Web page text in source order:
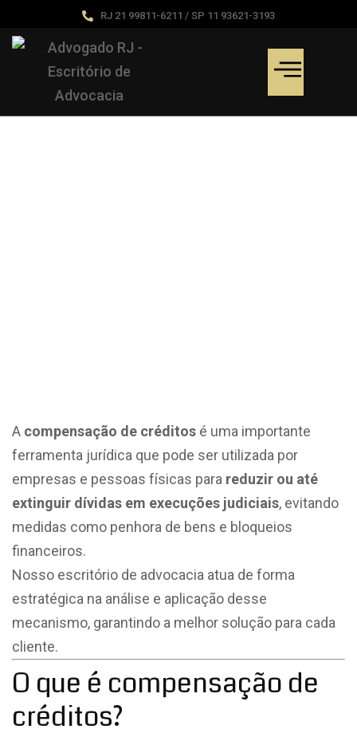
RJ 21 99811-6211 / SP 11 93621-3193
A compensação de créditos é uma importante
ferramenta jurídica que pode ser utilizada por
empresas e pessoas físicas para reduzir ou até
extinguir dívidas em execuções judiciais, evitando
medidas como penhora de bens e bloqueios
financeiros.
Nosso escritório de advocacia atua de forma
estratégica na análise e aplicação desse
mecanismo, garantindo a melhor solução para cada
cliente.
O que é compensação de
créditos?